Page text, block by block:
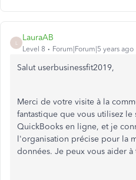
LauraAB
Level 8 Forum|Forum|5 years ago
Salut userbusinessfit2019,
Merci de votre visite à la
fantastique que vous utilisez le
QuickBooks en ligne, et je
l'organisation précise pour la
données. Je peux vous aider